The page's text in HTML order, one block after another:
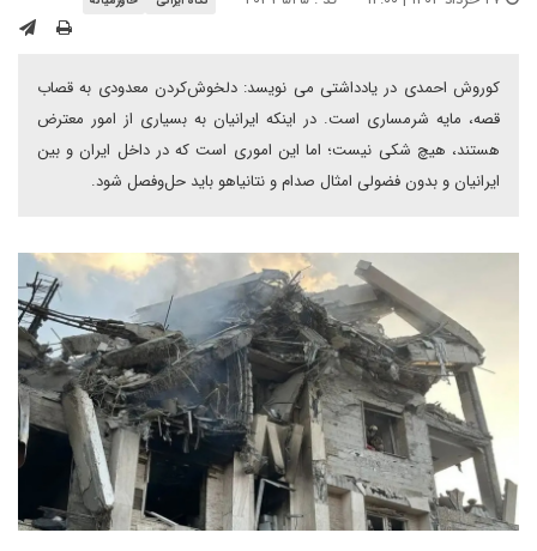
کوروش احمدی در یادداشتی می نویسد: دلخوش‌کردن معدودی به قصاب
قصه، مایه شرمساری است. در اینکه ایرانیان به ‌بسیاری از امور معترض
هستند، هیچ شکی نیست؛ اما این اموری است که در داخل ایران و بین
ایرانیان و بدون فضولی امثال صدام و نتانیاهو باید حل‌وفصل شود.